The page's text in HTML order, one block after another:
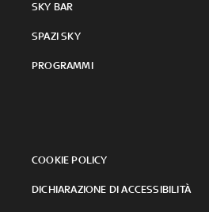
SKY BAR
SPAZI SKY
PROGRAMMI
COOKIE POLICY
DICHIARAZIONE DI ACCESSIBILITÀ